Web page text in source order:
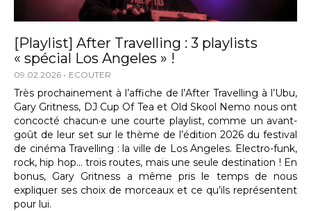
[Playlist] After Travelling : 3 playlists
« spécial Los Angeles » !
09.02.2026 ECOUTER
Très prochainement à l’affiche de l’After Travelling à l’Ubu,
Gary Gritness, DJ Cup Of Tea et Old Skool Nemo nous ont
concocté chacun·e une courte playlist, comme un avant-
goût de leur set sur le thème de l’édition 2026 du festival
de cinéma Travelling : la ville de Los Angeles. Electro-funk,
rock, hip hop… trois routes, mais une seule destination ! En
bonus, Gary Gritness a même pris le temps de nous
expliquer ses choix de morceaux et ce qu’ils représentent
pour lui.